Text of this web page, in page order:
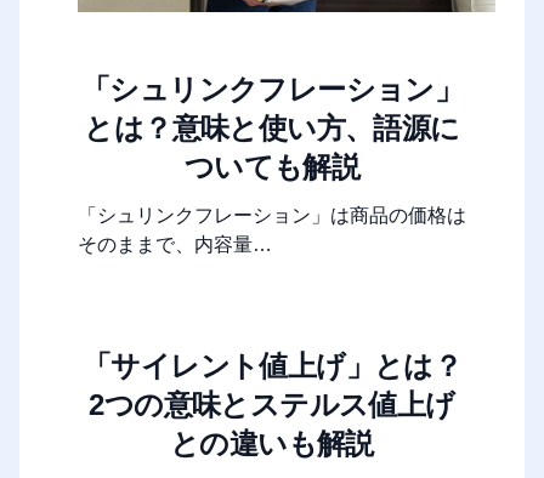
「シュリンクフレーション」
とは？意味と使い方、語源に
ついても解説
「シュリンクフレーション」は商品の価格は
そのままで、内容量…
「サイレント値上げ」とは？
2つの意味とステルス値上げ
との違いも解説